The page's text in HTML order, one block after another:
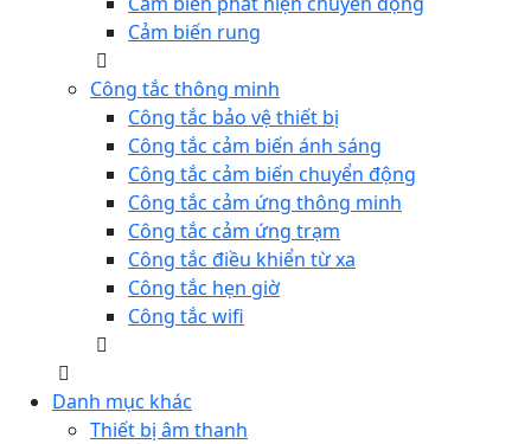
Cảm biến rung
Công tắc thông minh
Công tắc bảo vệ thiết bị
Công tắc cảm biến ánh sáng
Công tắc cảm biến chuyển động
Công tắc cảm ứng thông minh
Công tắc cảm ứng trạm
Công tắc điều khiển từ xa
Công tắc hẹn giờ
Công tắc wifi
Danh mục khác
Thiết bị âm thanh